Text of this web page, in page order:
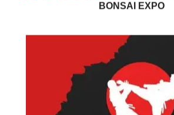
BONSAI EXPO